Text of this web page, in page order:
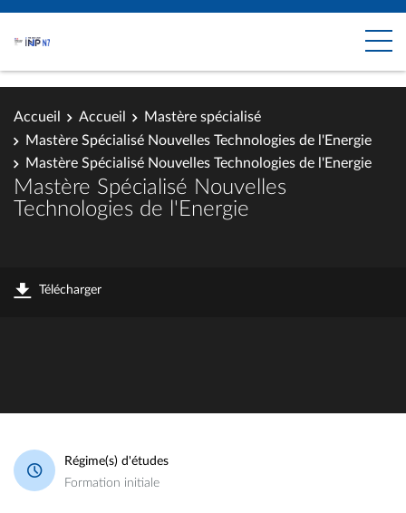
Accueil Accueil
Mastère spécialisé
Mastère Spécialisé Nouvelles Technologies de l'Energie
Mastère Spécialisé Nouvelles Technologies de l'Energie
Mastère Spécialisé Nouvelles
Technologies de l'Energie
Télécharger
Régime(s) d'études
Formation initiale